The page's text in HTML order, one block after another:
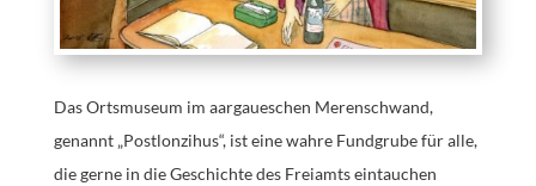
Das Ortsmuseum im aargaueschen Merenschwand,
genannt „Postlonzihus“, ist eine wahre Fundgrube für alle,
die gerne in die Geschichte des Freiamts eintauchen